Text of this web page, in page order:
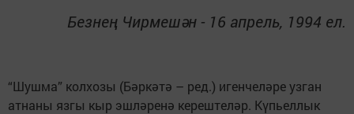
Безнең Чирмешән - 16 апрель, 1994 ел.
“Шушма” колхозы (Бәркәтә – ред.) игенчеләре узган
атнаны язгы кыр эшләренә керештеләр. Күпьеллык